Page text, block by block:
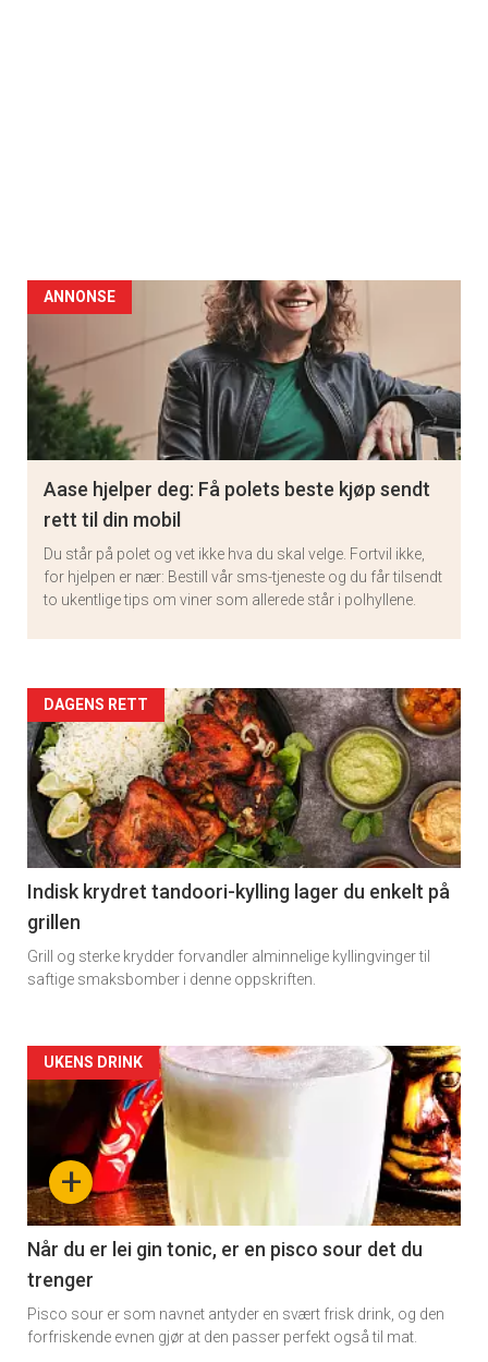
ANNONSE
Aase hjelper deg: Få polets beste kjøp sendt
rett til din mobil
Du står på polet og vet ikke hva du skal velge. Fortvil ikke,
for hjelpen er nær: Bestill vår sms-tjeneste og du får tilsendt
to ukentlige tips om viner som allerede står i polhyllene.
Artikler
detail
-
section
11
DAGENS RETT
Indisk krydret tandoori-kylling lager du enkelt på
grillen
Grill og sterke krydder forvandler alminnelige kyllingvinger til
saftige smaksbomber i denne oppskriften.
Artikler
detail
section
11
Dagens
rett
+
UKENS DRINK
Når du er lei gin tonic, er en pisco sour det du
trenger
Pisco sour er som navnet antyder en svært frisk drink, og den
forfriskende evnen gjør at den passer perfekt også til mat.